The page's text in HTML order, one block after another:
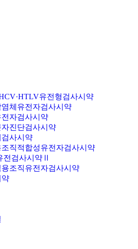
유전형검사시약
체유전자검사시약
자검사시약
진단검사시약
사시약
직적합성유전자검사시약
전검사시약Ⅱ
조직유전자검사시약
약